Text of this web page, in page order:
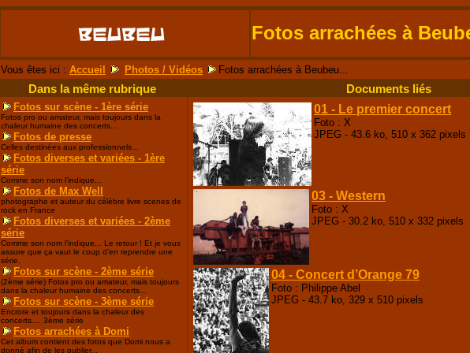
Fotos arrachées à
Vous êtes ici : Accueil Photos / Vidéos Fotos arrachées à Beubeu...
Dans la même rubrique
Fotos sur scène - 1ère série
Fotos pro ou amateur, mais toujours dans la
chaleur humaine des concerts...
Fotos de presse
Celles destinées aux professionnels...
Fotos diverses et variées - 1ère
série
Comme son nom l’indique...
Fotos de Max Well
photographe et auteur du célèbre livre scenes de
rock en France
Fotos diverses et variées - 2ème
série
Comme son nom l’indique... Le retour ! Et je vous
assure que ça vaut le coup d’en reprendre une
série.
Fotos sur scène - 2ème série
(2ème série) Fotos pro ou amateur, mais toujours
dans la chaleur humaine des concerts...
Fotos sur scène - 3ème série
Encrore et toujours dans la chaleur des
concerts.... 3ème série
Fotos arrachées à Domi
Cet album contient des fotos que Domi nous a
donné afin de les publier...
Documents liés
01 - Le premier concert
Foto : X
JPEG - 43.6 ko, 510 x 362 pixels
03 - Western
Foto : X
JPEG - 30.2 ko, 510 x 332 pixels
04 - Concert d’Orange 79
Foto : Philippe Abel
JPEG - 43.7 ko, 329 x 510 pixels